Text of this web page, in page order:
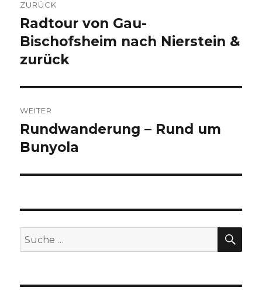
ZURÜCK
Vorheriger
Beitrag:
Radtour von Gau-
Bischofsheim nach Nierstein &
zurück
WEITER
Nächster
Beitrag:
Rundwanderung – Rund um
Bunyola
Suche
nach: